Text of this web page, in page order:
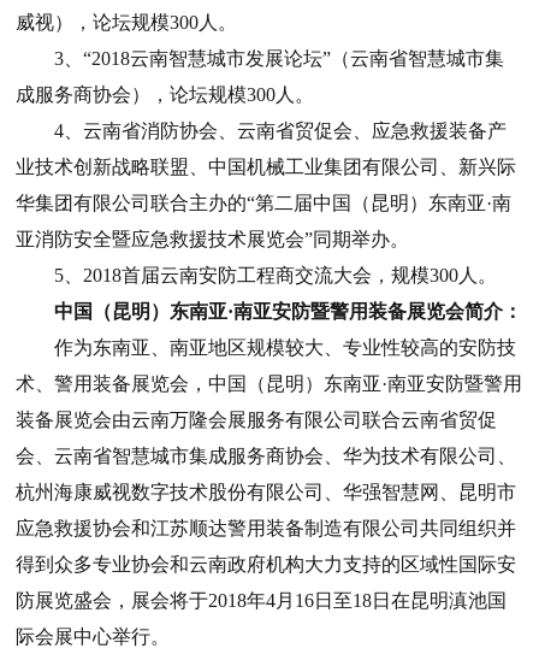
威视），论坛规模300人。
3 、“2018云南智慧城市发展论坛” （云南省智慧城市集
成服务商协会），论坛规模300人。
4 、云南省消防协会、云南省贸促会、应急救援装备产
业技术创新战略联盟、中国机械工业集团有限公司、新兴际
华集团有限公司联合主办的“第二届中国（昆明）东南亚·南
亚消防安全暨应急救援技术展览会”同期举办。
5
2018首届云南安防工程商交流大会，规模300人。
中国（昆明）东南亚·南亚安防暨警用装备展览会简介：
作为东南亚、南亚地区规模较大、专业性较高的安防技
术、警用装备展览会，中国（昆明）东南亚·南亚安防暨警用
装备展览会由云南万隆会展服务有限公司联合云南省贸促
会、云南省智慧城市集成服务商协会、华为技术有限公司、
杭州海康威视数字技术股份有限公司、华强智慧网、昆明市
应急救援协会和江苏顺达警用装备制造有限公司共同组织并
得到众多专业协会和云南政府机构大力支持的区域性国际安
防展览盛会，展会将于2018年4月 16日至18日在昆明滇池国
际会展中心举行。